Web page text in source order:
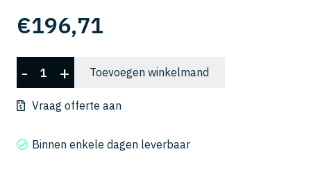
€196,71
CBN-
LRF
4010-
aantal
- + Toevoegen winkelmand
Vraag offerte aan
Binnen enkele dagen leverbaar